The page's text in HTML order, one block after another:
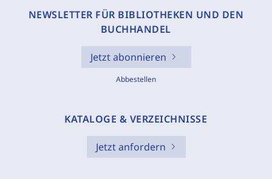
NEWSLETTER FÜR BIBLIOTHEKEN UND DEN
BUCHHANDEL
Jetzt abonnieren
Abbestellen
KATALOGE & VERZEICHNISSE
Jetzt anfordern